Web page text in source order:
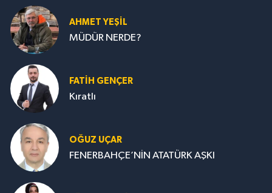
AHMET YEŞİL
MÜDÜR NERDE?
FATIH GENÇER
Kıratlı
OĞUZ UÇAR
FENERBAHÇE’NİN ATATÜRK AŞKI